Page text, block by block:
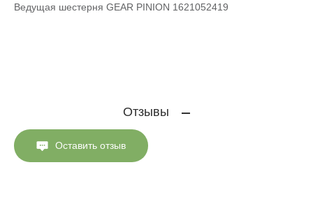
Ведущая шестерня GEAR PINION 1621052419
Отзывы
Оставить отзыв